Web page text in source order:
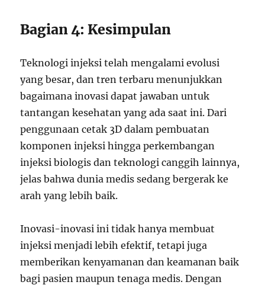
Bagian 4: Kesimpulan
Teknologi injeksi telah mengalami evolusi
yang besar, dan tren terbaru menunjukkan
bagaimana inovasi dapat jawaban untuk
tantangan kesehatan yang ada saat ini. Dari
penggunaan cetak 3D dalam pembuatan
komponen injeksi hingga perkembangan
injeksi biologis dan teknologi canggih lainnya,
jelas bahwa dunia medis sedang bergerak ke
arah yang lebih baik.
Inovasi-inovasi ini tidak hanya membuat
injeksi menjadi lebih efektif, tetapi juga
memberikan kenyamanan dan keamanan baik
bagi pasien maupun tenaga medis. Dengan